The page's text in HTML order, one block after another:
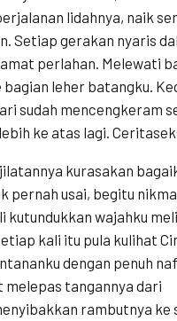
lidahnya, naik
Setiap gerakan nyaris
perlahan. Melewati
bagian leher batangku.
sudah mencengkeram
ke atas lagi.
kurasakan
pernah usai, begitu
kutundukkan wajahku
kali itu pula kulihat
dengan penuh
melepas tangannya dari
rambutnya ke